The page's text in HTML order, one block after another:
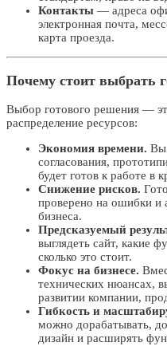
Контакты — адреса
электронная почта,
карта проезда.
Почему стоит выбрать
Выбор готового решения —
распределение ресурсов:
Экономия времени. Вы
согласования,
будет готов к работе в
Снижение рисков.
проверено на ошибки и
бизнеса.
Предсказуемый
выглядеть сайт, какие
сколько это стоит.
Фокус на бизнесе.
технических нюансах,
развитии компании,
Гибкость и
можно дорабатывать,
дизайн и расширять